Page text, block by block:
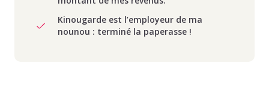
Kinougarde est l’employeur de ma
nounou : terminé la paperasse !